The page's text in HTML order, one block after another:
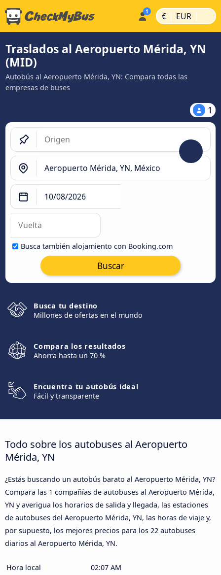
€ | EUR |
Traslados al Aeropuerto Mérida, YN
(MID)
Autobús al Aeropuerto Mérida, YN: Compara todas las
empresas de buses
1
Busca también alojamiento con Booking.com
Buscar
Busca tu destino
Millones de ofertas en el mundo
Compara los resultados
Ahorra hasta un 70 %
Encuentra tu autobús ideal
Fácil y transparente
Todo sobre los autobuses al Aeropuerto
Mérida, YN
¿Estás buscando un autobús barato al Aeropuerto Mérida, YN?
Compara las 1 compañías de autobuses al Aeropuerto Mérida,
YN y averigua los horarios de salida y llegada, las estaciones
de autobuses del Aeropuerto Mérida, YN, las horas de viaje y,
por supuesto, los mejores precios para los 22 autobuses
diarios al Aeropuerto Mérida, YN.
Hora local
02:07 AM